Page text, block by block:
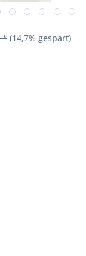
* (14,7% gespart)